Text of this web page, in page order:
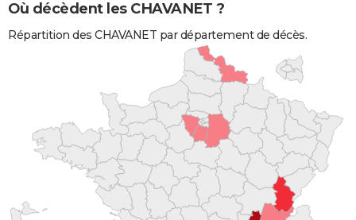
Où décèdent les CHAVANET ?
Répartition des CHAVANET par département de décès.